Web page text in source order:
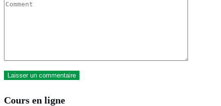
Cours en ligne